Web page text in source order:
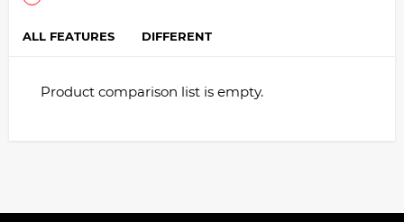
ALL FEATURES DIFFERENT
Product comparison list is empty.